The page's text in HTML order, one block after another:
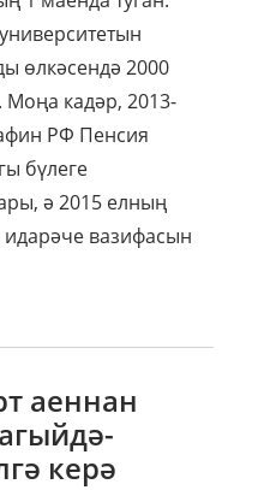
өлкәсендә 2000
Моңа кадәр, 2013-
РФ Пенсия
бүлеге
ә 2015 елның
вазифасын
аеннан
керә